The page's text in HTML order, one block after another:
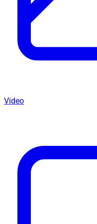
Video